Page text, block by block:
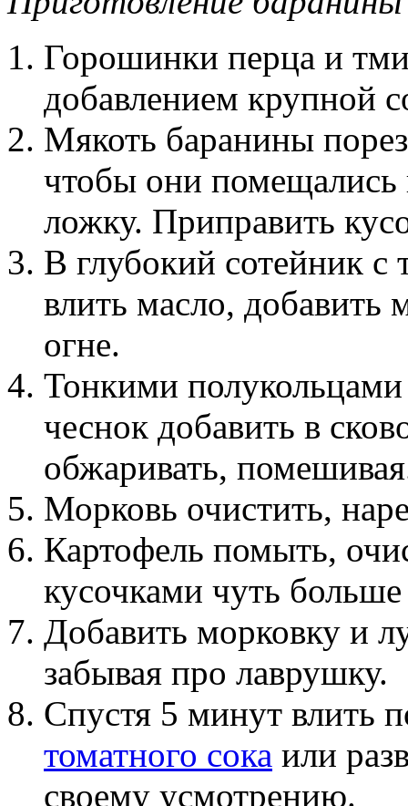
Горошинки перца и
добавлением крупной
Мякоть баранины
чтобы они помещались
ложку. Приправить
В глубокий сотейник с
влить масло,
огне.
Тонкими полукольцами
чеснок добавить в
обжаривать,
Морковь очистить,
Картофель помыть,
кусочками чуть
Добавить морковку и
забывая про лаврушку.
Спустя 5 минут влить
томатного сока или
своему усмотрению.